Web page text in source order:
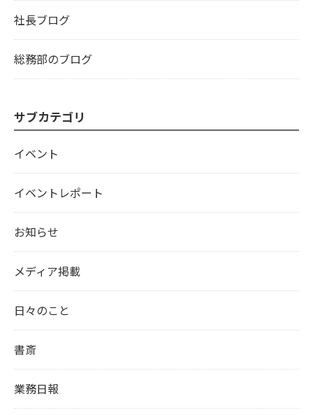
社長ブログ
総務部のブログ
サブカテゴリ
イベント
イベントレポート
お知らせ
メディア掲載
日々のこと
書斎
業務日報